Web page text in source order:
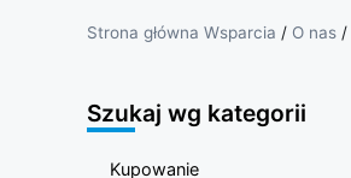
&amp;
bilety do
teatru |
Strona główna Wsparcia / O nas /
Szukaj wg kategorii
Kupowanie